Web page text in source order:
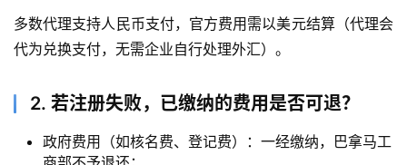
多数代理支持人民币支付，官方费用需以美元结算（代理会
代为兑换支付，无需企业自行处理外汇）。
2. 若注册失败，已缴纳的费用是否可退？
政府费用（如核名费、登记费）：一经缴纳，巴拿马工